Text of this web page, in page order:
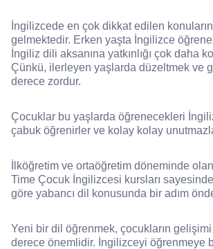
İngilizcede en çok dikkat edilen konuların
gelmektedir. Erken yaşta İngilizce
İngiliz dili aksanına yatkınlığı çok daha
Çünkü, ilerleyen yaşlarda düzeltmek ve
derece zordur.
Çocuklar bu yaşlarda öğrenecekleri
çabuk öğrenirler ve kolay kolay
İlköğretim ve ortaöğretim döneminde
Time Çocuk İngilizcesi kursları
göre yabancı dil konusunda bir adım
Yeni bir dil öğrenmek, çocukların gelişimi
derece önemlidir. İngilizceyi öğrenmeye